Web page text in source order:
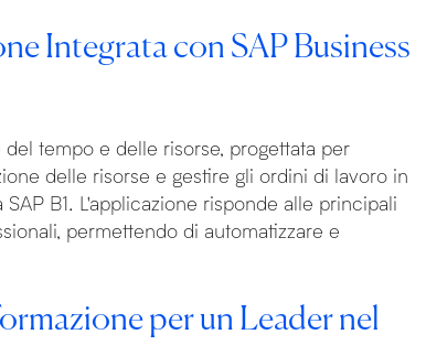
Integrata con SAP Business
tempo e delle risorse, progettata per
delle risorse e gestire gli ordini di lavoro in
B1. L'applicazione risponde alle principali
permettendo di automatizzare e
per un Leader nel